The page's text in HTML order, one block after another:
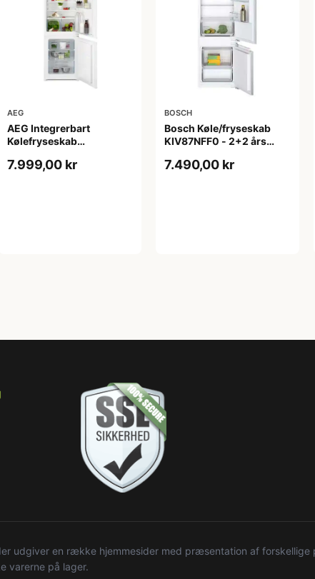
AEG
AEG Integrerbart
Kølefryseskab
garanti
7.999,00 kr
BOSCH
Bosch Køle/fryseskab
KIV87NFF0 - 2+2 års
7.490,00 kr
udgiver en række hjemmesider med præsentation af
varerne på lager.